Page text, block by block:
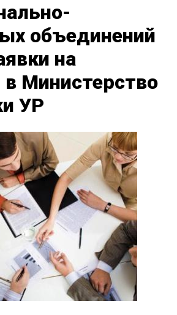
объединений
на
в Министерство
УР